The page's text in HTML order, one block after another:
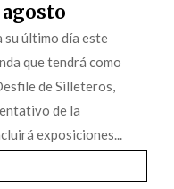
su último día este
que tendrá como
de Silleteros,
de la
exposiciones...